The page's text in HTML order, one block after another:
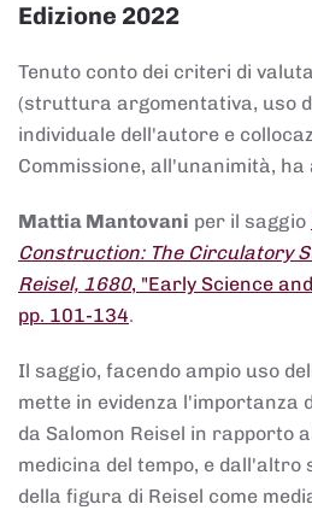
Edizione 2022
Tenuto conto dei criteri di
(struttura argomentativa, uso
individuale dell'autore e
Commissione, all'unanimità,
Mattia Mantovani per il saggio
Construction: The Circulatory
Reisel, 1680, "Early Science
pp. 101-134.
Il saggio, facendo ampio uso
mette in evidenza l'importanza
da Salomon Reisel in rapporto
medicina del tempo, e
della figura di Reisel come